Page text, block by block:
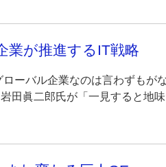
業が推進するIT戦略
ーバル企業なのは言わずもが
田眞二郎氏が「一見すると地